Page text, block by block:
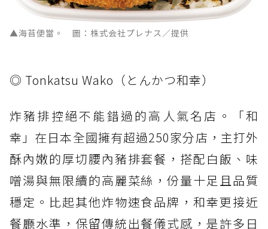
▲海苔便當。 圖：株式会社プレナス／提供
◎ Tonkatsu Wako（とんかつ和幸）
炸豬排控絕不能錯過的高人氣名店。「和
幸」在日本全國擁有超過250家分店，主打外
酥內嫩的厚切腰內豬排套餐，搭配白飯、味
噌湯與無限續的高麗菜絲，份量十足且品質
穩定。比起其他炸物速食品牌，和幸更接近
餐廳水準，保留傳統出餐儀式感，是許多日